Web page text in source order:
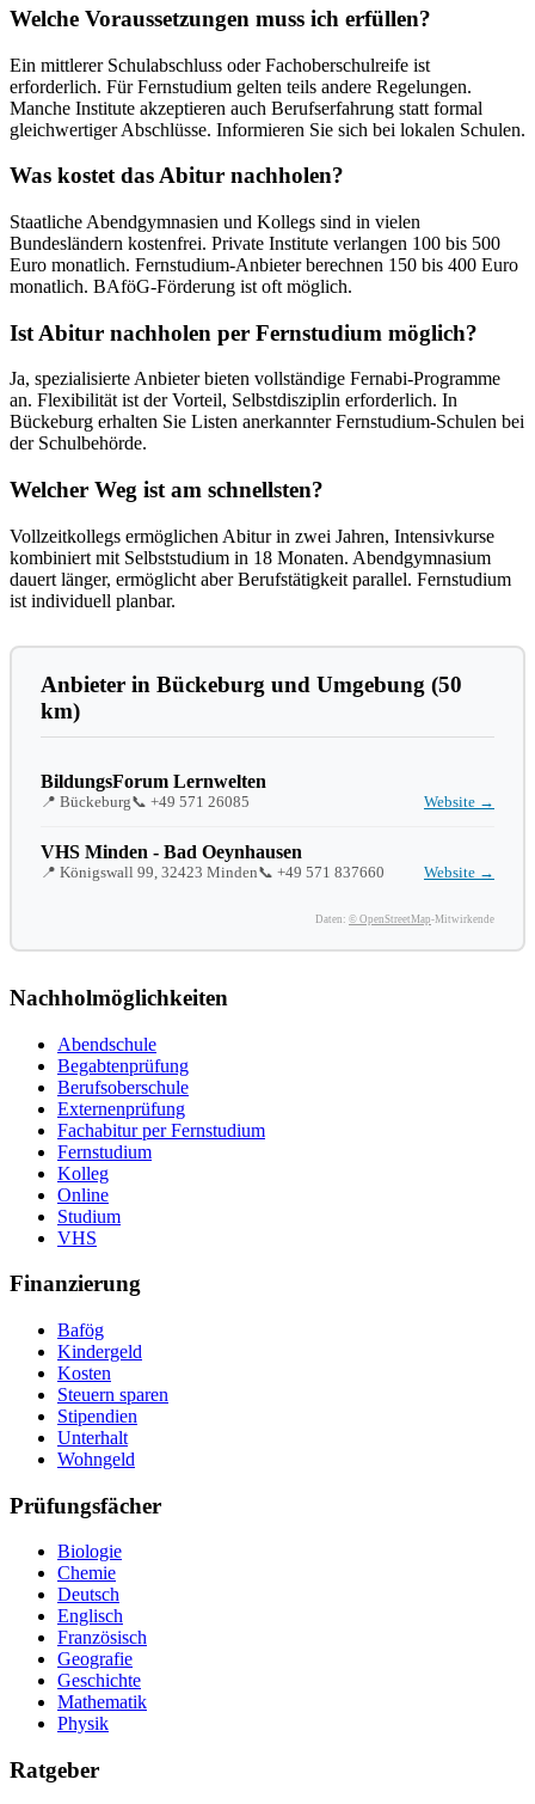
Welche Voraussetzungen muss ich erfüllen?
Ein mittlerer Schulabschluss oder Fachoberschulreife ist
erforderlich. Für Fernstudium gelten teils andere Regelungen.
Manche Institute akzeptieren auch Berufserfahrung statt formal
gleichwertiger Abschlüsse. Informieren Sie sich bei lokalen Schulen.
Was kostet das Abitur nachholen?
Staatliche Abendgymnasien und Kollegs sind in vielen
Bundesländern kostenfrei. Private Institute verlangen 100 bis 500
Euro monatlich. Fernstudium-Anbieter berechnen 150 bis 400 Euro
monatlich. BAföG-Förderung ist oft möglich.
Ist Abitur nachholen per Fernstudium möglich?
Ja, spezialisierte Anbieter bieten vollständige Fernabi-Programme
an. Flexibilität ist der Vorteil, Selbstdisziplin erforderlich. In
Bückeburg erhalten Sie Listen anerkannter Fernstudium-Schulen bei
der Schulbehörde.
Welcher Weg ist am schnellsten?
Vollzeitkollegs ermöglichen Abitur in zwei Jahren, Intensivkurse
kombiniert mit Selbststudium in 18 Monaten. Abendgymnasium
dauert länger, ermöglicht aber Berufstätigkeit parallel. Fernstudium
ist individuell planbar.
Anbieter in Bückeburg und Umgebung (50
km)
BildungsForum Lernwelten
📍 Bückeburg📞 +49 571 26085 Website →
VHS Minden - Bad Oeynhausen
📍 Königswall 99, 32423 Minden📞 +49 571 837660 Website →
Daten: © OpenStreetMap-Mitwirkende
Nachholmöglichkeiten
Abendschule
Begabtenprüfung
Berufsoberschule
Externenprüfung
Fachabitur per Fernstudium
Fernstudium
Kolleg
Online
Studium
VHS
Finanzierung
Bafög
Kindergeld
Kosten
Steuern sparen
Stipendien
Unterhalt
Wohngeld
Prüfungsfächer
Biologie
Chemie
Deutsch
Englisch
Französisch
Geografie
Geschichte
Mathematik
Physik
Ratgeber